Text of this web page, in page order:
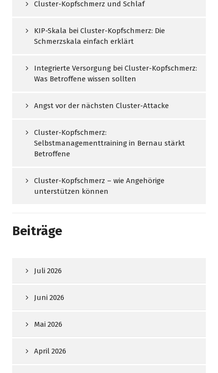
Cluster-Kopfschmerz und Schlaf
KIP-Skala bei Cluster-Kopfschmerz: Die
Schmerzskala einfach erklärt
Integrierte Versorgung bei Cluster-Kopfschmerz:
Was Betroffene wissen sollten
Angst vor der nächsten Cluster-Attacke
Cluster-Kopfschmerz:
Selbstmanagementtraining in Bernau stärkt
Betroffene
Cluster-Kopfschmerz – wie Angehörige
unterstützen können
Beiträge
Juli 2026
Juni 2026
Mai 2026
April 2026